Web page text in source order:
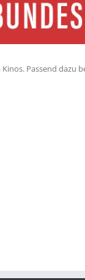
Passend dazu